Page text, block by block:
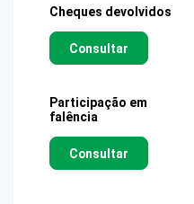
Cheques devolvidos
Consultar
Participação em
falência
Consultar